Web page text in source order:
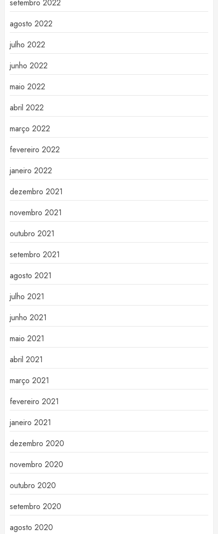
setembro 2022
agosto 2022
julho 2022
junho 2022
maio 2022
abril 2022
março 2022
fevereiro 2022
janeiro 2022
dezembro 2021
novembro 2021
outubro 2021
setembro 2021
agosto 2021
julho 2021
junho 2021
maio 2021
abril 2021
março 2021
fevereiro 2021
janeiro 2021
dezembro 2020
novembro 2020
outubro 2020
setembro 2020
agosto 2020